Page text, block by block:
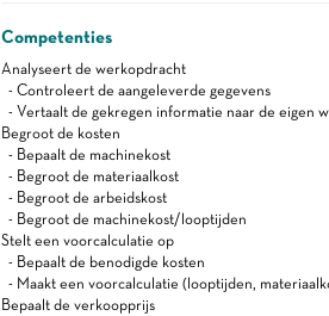
Competenties
Analyseert de werkopdracht
- Controleert de aangeleverde gegevens
- Vertaalt de gekregen informatie naar de eigen
Begroot de kosten
- Bepaalt de machinekost
- Begroot de materiaalkost
- Begroot de arbeidskost
- Begroot de machinekost/looptijden
Stelt een voorcalculatie op
- Bepaalt de benodigde kosten
- Maakt een voorcalculatie (looptijden,
Bepaalt de verkoopprijs